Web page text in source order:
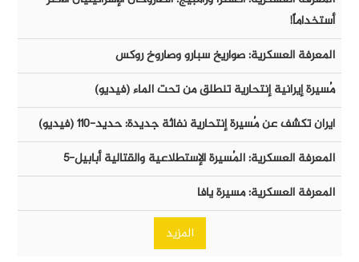
أستخداماً!
المعرفة العسكرية: صواريخ سبارو وصاروخ روكس
مُسيرة إيرانية إنتحارية تنطلق من تحت الماء (فيديو)
ايران تكشف عن مُسيرة إنتحارية نفاثة جديدة: حديد-١١٠ (فيديو)
المعرفة العسكرية: المُسيرة الإستطلاعية والقتالية أبابيل-٥
المعرفة العسكرية: مسيرة يافا
المزيد